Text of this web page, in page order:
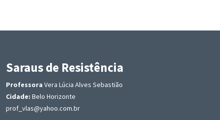
Saraus de Resistência
Professora Vera Lúcia Alves Sebastião
Cidade: Belo Horizonte
prof_vlas@yahoo.com.br